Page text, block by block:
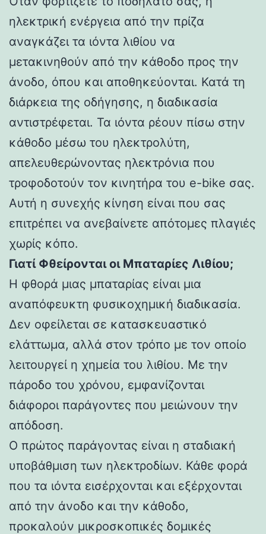
ηλεκτρική ενέργεια από την πρίζα
αναγκάζει τα ιόντα λιθίου να
μετακινηθούν από την κάθοδο προς την
άνοδο, όπου και αποθηκεύονται. Κατά τη
διάρκεια της οδήγησης, η διαδικασία
αντιστρέφεται. Τα ιόντα ρέουν πίσω στην
κάθοδο μέσω του ηλεκτρολύτη,
απελευθερώνοντας ηλεκτρόνια που
τροφοδοτούν τον κινητήρα του e-bike σας.
Αυτή η συνεχής κίνηση είναι που σας
επιτρέπει να ανεβαίνετε απότομες πλαγιές
χωρίς κόπο.
Γιατί Φθείρονται οι Μπαταρίες Λιθίου;
Η φθορά μιας μπαταρίας είναι μια
αναπόφευκτη φυσικοχημική διαδικασία.
Δεν οφείλεται σε κατασκευαστικό
ελάττωμα, αλλά στον τρόπο με τον οποίο
λειτουργεί η χημεία του λιθίου. Με την
πάροδο του χρόνου, εμφανίζονται
διάφοροι παράγοντες που μειώνουν την
απόδοση.
Ο πρώτος παράγοντας είναι η σταδιακή
υποβάθμιση των ηλεκτροδίων. Κάθε φορά
που τα ιόντα εισέρχονται και εξέρχονται
από την άνοδο και την κάθοδο,
προκαλούν μικροσκοπικές δομικές